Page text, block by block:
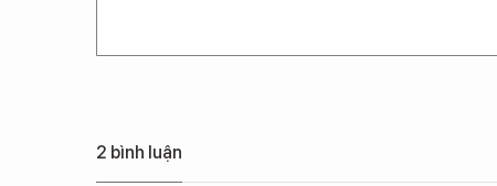
2 bình luận